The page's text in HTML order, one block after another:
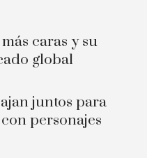
caras y su
global
juntos para
personajes